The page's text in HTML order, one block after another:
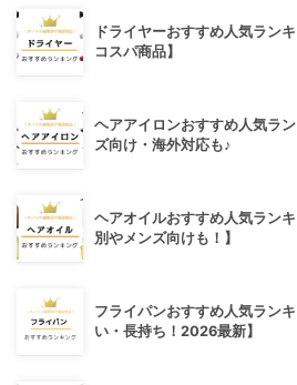
ドライヤーおすすめ人気ラン
コスパ商品】
ヘアアイロンおすすめ人気ラ
ズ向け・海外対応も♪
ヘアオイルおすすめ人気ラン
別やメンズ向けも！】
フライパンおすすめ人気ラン
い・長持ち！2026最新】